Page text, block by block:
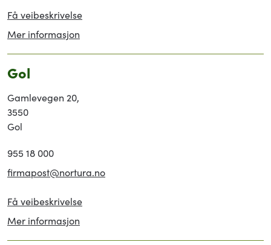
Få veibeskrivelse
Mer informasjon
Gol
Gamlevegen 20,
3550
Gol
955 18 000
firmapost@nortura.no
Få veibeskrivelse
Mer informasjon